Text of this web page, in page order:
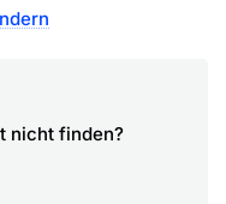
nicht finden?